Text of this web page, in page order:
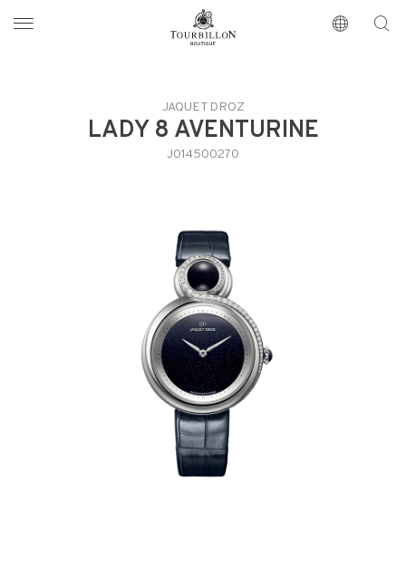
https://www.tourbillon.com/zh-hant
JAQUET DROZ
LADY 8 AVENTURINE
J014500270